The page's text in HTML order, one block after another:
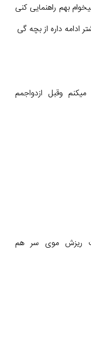
بهم راهنمایی کنی
وقبل ازدواجمم
ریزش موی سر هم